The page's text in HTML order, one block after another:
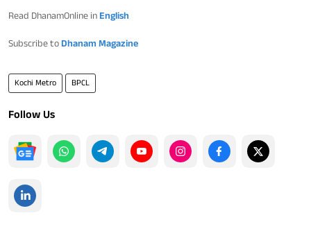
Read DhanamOnline in English
Subscribe to Dhanam Magazine
Kochi Metro BPCL
Follow Us